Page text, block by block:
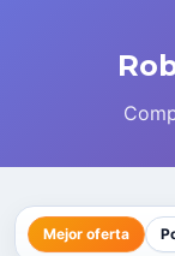
Mejor oferta